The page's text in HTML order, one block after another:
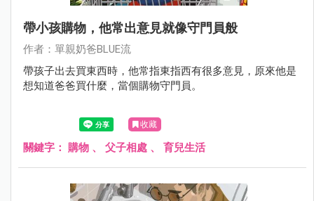
帶小孩購物，他常出意見就像守門員般
作者：單親奶爸BLUE流
帶孩子出去買東西時，他常指東指西有很多意見，原來他是
想知道爸爸買什麼，當個購物守門員。
收藏
關鍵字： 購物 、 父子相處 、 育兒生活